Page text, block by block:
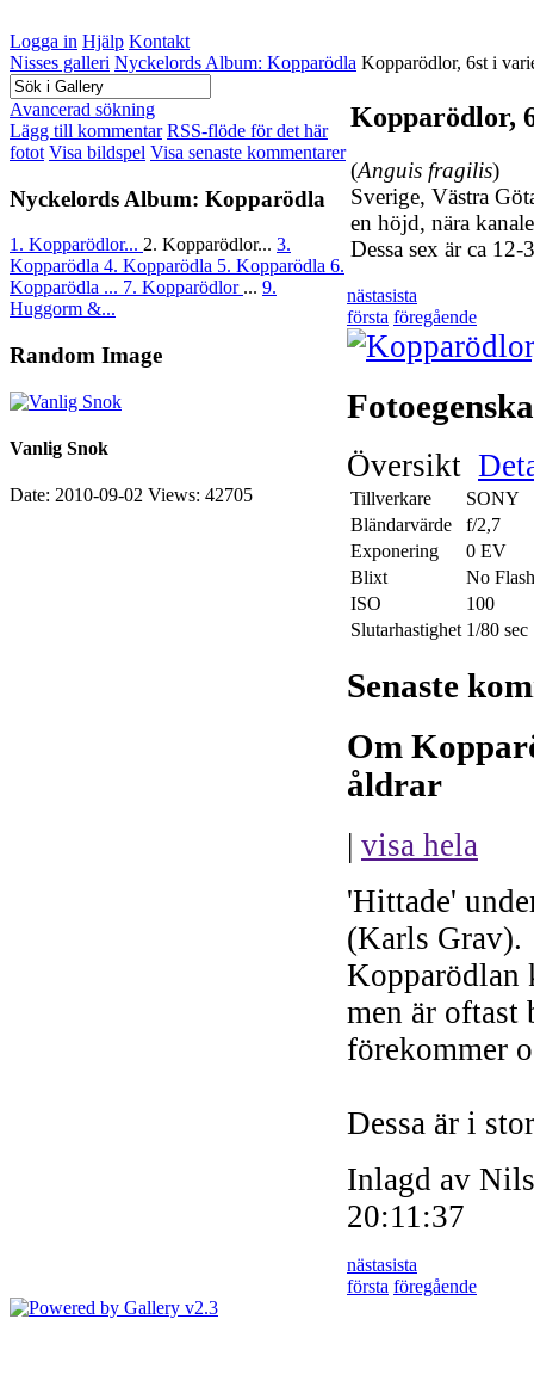
Logga in Hjälp Kontakt
Nisses galleri Nyckelords Album: Kopparödla Kopparödlor, 6st i
Avancerad sökning
Lägg till kommentar RSS-flöde för det här
fotot Visa bildspel Visa senaste kommentarer
Nyckelords Album: Kopparödla
1. Kopparödlor... 2. Kopparödlor... 3.
Kopparödla 4. Kopparödla 5. Kopparödla 6.
Kopparödla ... 7. Kopparödlor ... 9.
Huggorm &...
Random Image
Vanlig Snok
Date: 2010-09-02 Views: 42705
Kopparödlor,
(Anguis fragilis)
Sverige, Västra
en höjd, nära
Dessa sex är ca
nästasista
första föregående
Översikt
Tillverkare
SONY
Bländarvärde
f/2,7
Exponering
0 EV
Blixt
No Flash
ISO
100
Slutarhastighet 1/80 sec
Senaste
Om
åldrar
| visa hela
'Hittade'
(Karls Grav).
Kopparödlan
men är oftast
förekommer
Dessa är i
Inlagd av
20:11:37
nästasista
första föregående